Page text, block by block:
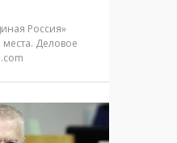
Россия»
Деловое